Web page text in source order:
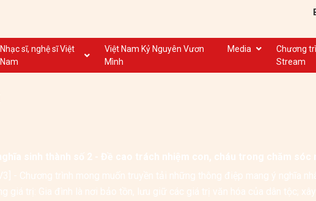
Nhạc sĩ, nghệ sĩ Việt
Nam
Nghệ sĩ biểu diễn VN
Nhạc sĩ VN
Việt Nam Kỷ Nguyên Vươn
Mình
Media
Dân ca
Chương
Stream
sinh thành số 2 - Đề cao trách nhiệm con, cháu trong chăm sóc
- Chương trình mong muốn truyền tải những thông điệp mang ý nghĩa
giá trị: Gia đình là nơi bảo tồn, lưu giữ các giá trị văn hóa của dân tộc;